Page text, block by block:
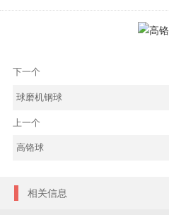
下一个
球磨机钢球
上一个
高铬球
相关信息